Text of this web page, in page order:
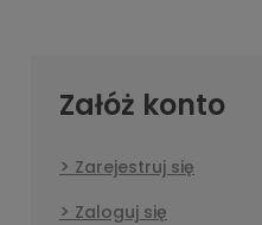
Załóż konto
Zarejestruj się
Zaloguj się